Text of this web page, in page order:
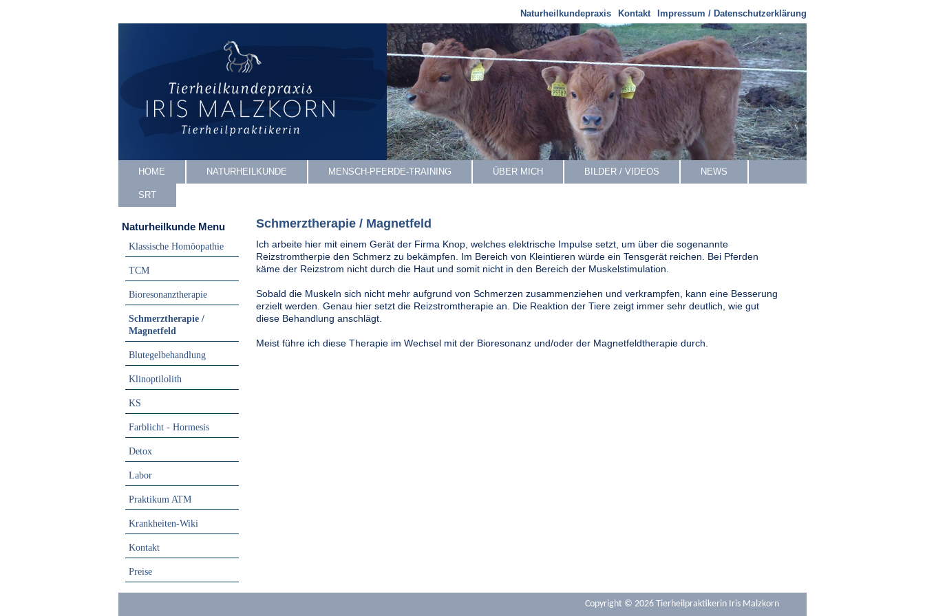
Naturheilkundepraxis Kontakt Impressum / Datenschutzerklärung
HOME NATURHEILKUNDE MENSCH-PFERDE-TRAINING ÜBER MICH BILDER / VIDEOS NEWS
SRT
Naturheilkunde Menu
Klassische Homöopathie
TCM
Bioresonanztherapie
Schmerztherapie /
Magnetfeld
Blutegelbehandlung
Klinoptilolith
KS
Farblicht - Hormesis
Detox
Labor
Praktikum ATM
Krankheiten-Wiki
Kontakt
Preise
Schmerztherapie / Magnetfeld
Ich arbeite hier mit einem Gerät der Firma Knop, welches elektrische Impulse setzt, um über die sogenannte
Reizstromtherpie den Schmerz zu bekämpfen. Im Bereich von Kleintieren würde ein Tensgerät reichen. Bei Pferden
käme der Reizstrom nicht durch die Haut und somit nicht in den Bereich der Muskelstimulation.
Sobald die Muskeln sich nicht mehr aufgrund von Schmerzen zusammenziehen und verkrampfen, kann eine Besserung
erzielt werden. Genau hier setzt die Reizstromtherapie an. Die Reaktion der Tiere zeigt immer sehr deutlich, wie gut
diese Behandlung anschlägt.
Meist führe ich diese Therapie im Wechsel mit der Bioresonanz und/oder der Magnetfeldtherapie durch.
Copyright © 2026 Tierheilpraktikerin Iris Malzkorn